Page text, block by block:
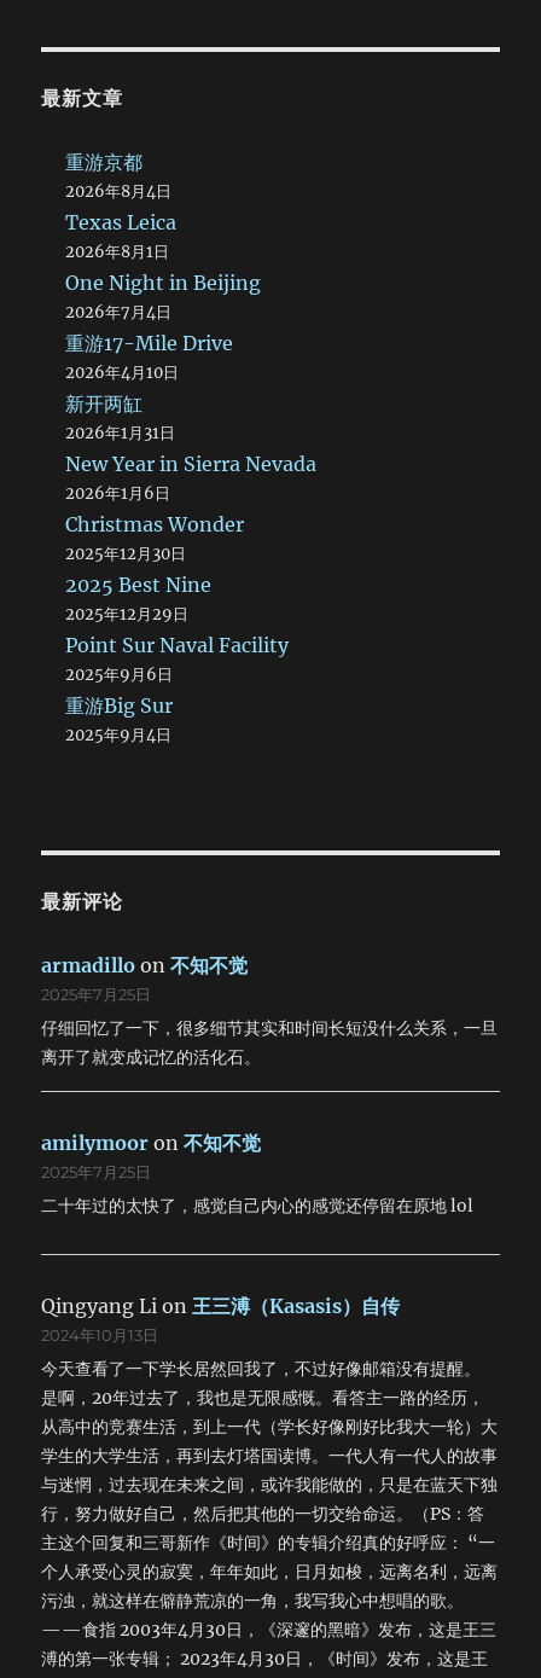
思绪似乎不那么混乱了。看着窗外一朵朵白云从身边缓缓飘
过，心情竟一点一点好了起来。 路过安西县。天有点阴，风
也大了，黑色的砂砾飘浮在空气中，快速地移动着。安西号称
了。巨大的风车在旷野上站立，一行行，一列列，看不到边
际。点点白帆在风中飘舞，细长细长的影子就在黑色的戈壁滩
上旋转……我有一种眩晕的感觉。 醉了。 真的有点不喜惯。
晚上九点半，汽车在公路上飞驰，我们坐在车里看日落。记得
在学校的时候，那时候在二楼，冬天天黑得很早，每天下午到
了第三节课，我就一个人趴在窗台上，看着那个太阳如同染血
的大饼，慢慢地落进黄河里，最后“滋啦”一声就消失在地平线
之后，收敛了最后一丝光芒。今天又是这个样子，不过已经不
是下午了，也不是冬天，而是……夜晚。真受不了。不过还好，
边也用不了一个钟头。不过这里很热闹。住进宾馆之后大家去
吃晚餐（也许是宵夜）。司机很不幸地将一张老头票当作大团
结给了停车场的老奶奶（不过现在10元钱也是老头票，只不过
一张是红的，一张是蓝的），在哀悼钞票英年早逝的同时还是
领我们去了敦煌最大的夜市。今天没有胃口，所以当我身旁的
他。吃完之后他们去玩，我陪着几个同学先回宾馆去了。一进
门，我就把刚才吃得东西全吐了出来，眼前一阵金星乱冒，摔
倒在地上。我想要喊人，但是一点力气都没有。在地上坐了十
分钟才慢慢站起来。吃了点药赶快躺下了。又是夜里一点。 六
月十九日 今天似乎注定是一个悲剧。 一夜都没有合眼。头
剧痛，快要裂开了。五点钟起床之后立刻用冷水冲了一下快要
爆炸的脑袋，为了不打扰别人，只好出去跑步。脸很热，好像
在发烧，脚底下软软的，一点力气都没有。就着样糊里糊涂晕
个半小时才进门。太阳已经升上中天，沙子开始发烫。大家涉
倒是看得很清楚，骆驼们排成方阵在迎接我们。远处就是著名
的月牙泉，让人揪心，不看也罢。滑沙倒是很有意思，不过我
的损失可就大了：浑身沙子不说，照相机里也进沙子了。痛心
ing…… 好啦好啦。 回到宾馆，发生了一件意想不到的事
巾纸拭去它嘴角流出的绿色液体。但是没有用，很快血就从它
都没有见过这种景象。它真的很像一个人，它正在看我，它正
在流血……鲜血从它的喉咙里不断地涌出，泛着血红的泡沫……
我死死地咬住自己的嘴唇，仿佛血是从我的口中流出。感谢上
慢慢跳着走了。我把它放在旁边一个安全的地方，然后和它告
下午去大名鼎鼎的莫高窟。我不信仰任何宗教，但我敬畏一切
神灵。不多说了，一切语言无以表达。 再回到宾馆时，那只
成魔！走~~~！ 回来之后，乘车去阿克塞。路曾不远，两个
钟头就到了。在阿克塞我们住在同学家里，受到热情款待，让
我受宠若惊。晚饭之后就去哈萨克族的帐篷里唱歌，一直玩到
午夜。这里白天在街道上都难得见到有人，此刻空旷宽敞的街
道更显得阴森恐怖。突然觉得很害怕，想大声地喊，却又喊不
出声音，泪水无情地流了下来。我只好快步走开了，一直走到
无光的阴影里。 今夜的寒风将我心撕碎 仓皇的脚步我不醉不
归 朦胧的细雨有朦胧的美 酒再来一杯 爱上你从来就不曾後
悔 离开你是否是宿命的罪 刺鼻的酒味我浑身欲裂 嘶哑著我的
眼泪 我怎麽哭得如此狼狈 是否我对你还有些依恋 已到了尽
头 无法再回头 我不是全都想过 我怎麽哭得如此狼狈 是否我还
期待你的出现 无法再相信 相信我自己 肤浅而荒唐的我 痛哭的
最新文章
重游京都
2026年8月4日
Texas Leica
2026年8月1日
One Night in Beijing
2026年7月4日
重游17-Mile Drive
2026年4月10日
新开两缸
2026年1月31日
New Year in Sierra Nevada
2026年1月6日
Christmas Wonder
2025年12月30日
2025 Best Nine
2025年12月29日
Point Sur Naval Facility
2025年9月6日
重游Big Sur
2025年9月4日
最新评论
armadillo on不知不觉
2025年7月25日
仔细回忆了一下，很多细节其实和时间长短没什么关系，一旦
离开了就变成记忆的活化石。
amilymoor on不知不觉
2025年7月25日
二十年过的太快了，感觉自己内心的感觉还停留在原地 lol
Qingyang Li on王三溥（Kasasis）自传
2024年10月13日
今天查看了一下学长居然回我了，不过好像邮箱没有提醒。
是啊，20年过去了，我也是无限感慨。看答主一路的经历，
从高中的竞赛生活，到上一代（学长好像刚好比我大一轮）大
学生的大学生活，再到去灯塔国读博。一代人有一代人的故事
与迷惘，过去现在未来之间，或许我能做的，只是在蓝天下独
行，努力做好自己，然后把其他的一切交给命运。（PS：答
主这个回复和三哥新作《时间》的专辑介绍真的好呼应： “一
个人承受心灵的寂寞，年年如此，日月如梭，远离名利，远离
污浊，就这样在僻静荒凉的一角，我写我心中想唱的歌。
——食指 2003年4月30日，《深邃的黑暗》发布，这是王三
溥的第一张专辑； 2023年4月30日，《时间》发布，这是王